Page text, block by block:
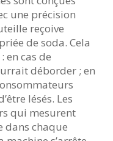
une précision
reçoive
de soda. Cela
en cas de
déborder ; en
lésés. Les
qui mesurent
dans chaque